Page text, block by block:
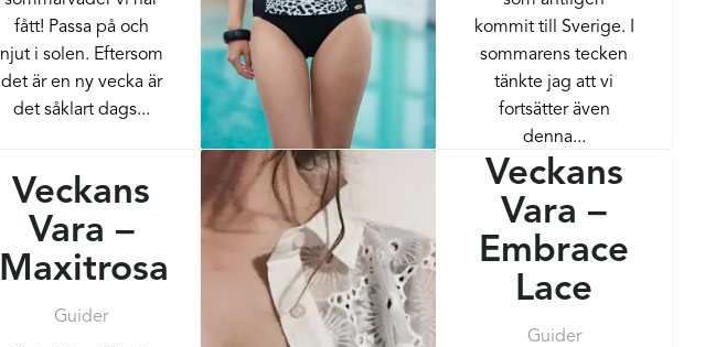
fått! Passa på och
njut i solen. Eftersom
det är en ny vecka är
det såklart dags...
kommit till Sverige. I
sommarens tecken
tänkte jag att vi
fortsätter även
denna...
Veckans
Vara –
Maxitrosa
Guider
Veckans
Vara –
Embrace
Lace
Guider